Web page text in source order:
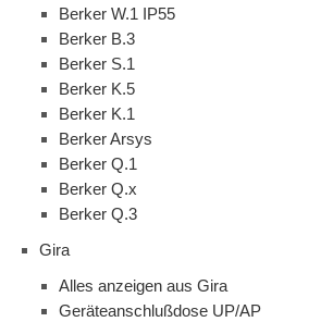
Berker W.1 IP55
Berker B.3
Berker S.1
Berker K.5
Berker K.1
Berker Arsys
Berker Q.1
Berker Q.x
Berker Q.3
Gira
Alles anzeigen aus Gira
Geräteanschlußdose UP/AP